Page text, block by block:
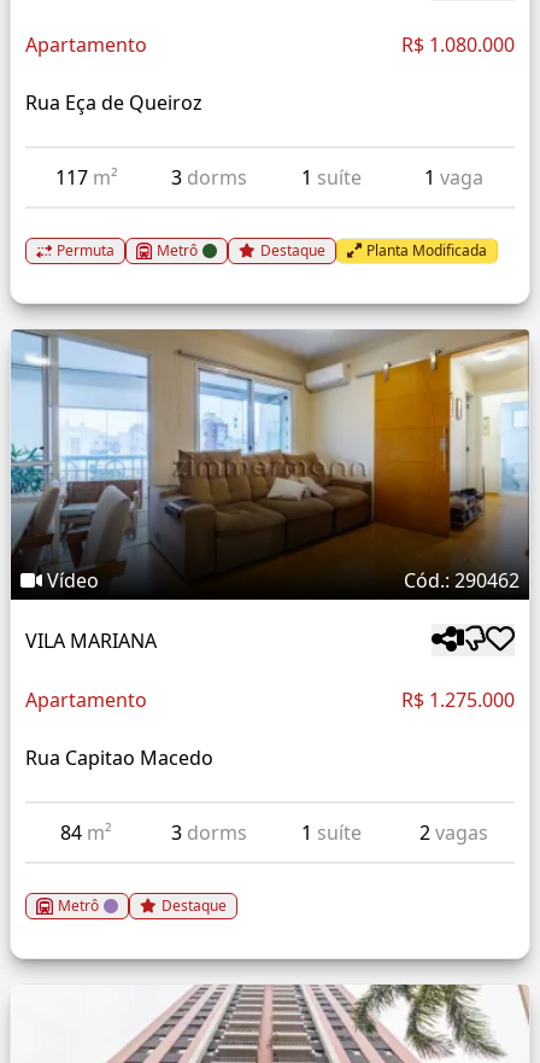
Apartamento R$ 1.080.000
Rua Eça de Queiroz
117 m² 3 dorms 1 suíte 1 vaga
Permuta Metrô Destaque Planta Modificada
Vídeo Cód.: 290462
VILA MARIANA
Apartamento R$ 1.275.000
Rua Capitao Macedo
84 m² 3 dorms 1 suíte 2vagas
Metrô Destaque